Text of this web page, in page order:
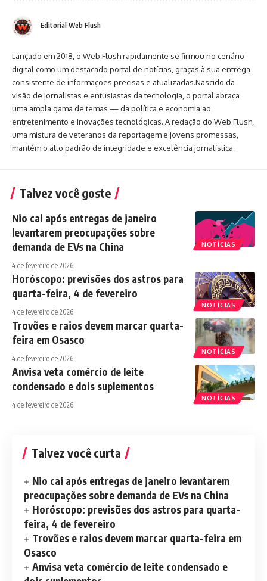
Editorial Web Flush
Lançado em 2018, o Web Flush rapidamente se firmou no cenário
digital como um destacado portal de notícias, graças à sua entrega
consistente de informações precisas e atualizadas.Nascido da
visão de jornalistas e entusiastas da tecnologia, o portal abraça
uma ampla gama de temas — da política e economia ao
entretenimento e inovações tecnológicas. A redação do Web Flush,
uma mistura de veteranos da reportagem e jovens promessas,
mantém o alto padrão de integridade e excelência jornalística.
Talvez você goste
NOTÍCIAS
Nio cai após entregas de janeiro
levantarem preocupações sobre
demanda de EVs na China
4 de fevereiro de 2026
NOTÍCIAS
Horóscopo: previsões dos astros para
quarta-feira, 4 de fevereiro
4 de fevereiro de 2026
NOTÍCIAS
Trovões e raios devem marcar quarta-
feira em Osasco
4 de fevereiro de 2026
NOTÍCIAS
Anvisa veta comércio de leite
condensado e dois suplementos
4 de fevereiro de 2026
Talvez você curta
Nio cai após entregas de janeiro levantarem
preocupações sobre demanda de EVs na China
Horóscopo: previsões dos astros para quarta-
feira, 4 de fevereiro
Trovões e raios devem marcar quarta-feira em
Osasco
Anvisa veta comércio de leite condensado e